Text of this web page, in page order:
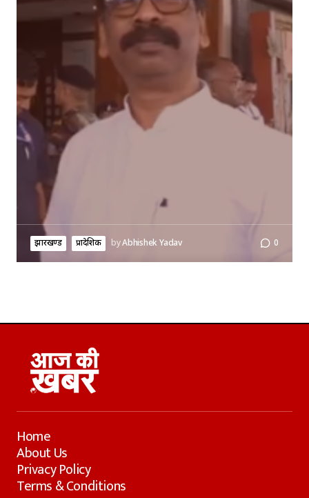
झारखण्ड प्रादेशिक byAbhishek Yadav 0
Home
About Us
Privacy Policy
Terms & Conditions